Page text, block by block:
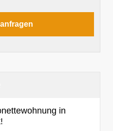
in